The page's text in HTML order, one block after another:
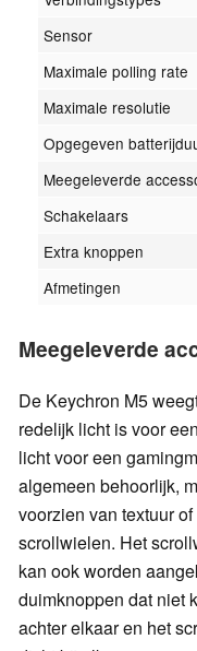
Sensor
Maximale polling rate
Maximale resolutie
Opgegeven
Meegeleverde
Schakelaars
Extra knoppen
Afmetingen
Meegeleverde
De Keychron M5
redelijk licht is voor
licht voor een
algemeen behoorlijk,
voorzien van textuur
scrollwielen. Het
kan ook worden
duimknoppen dat niet
achter elkaar en het